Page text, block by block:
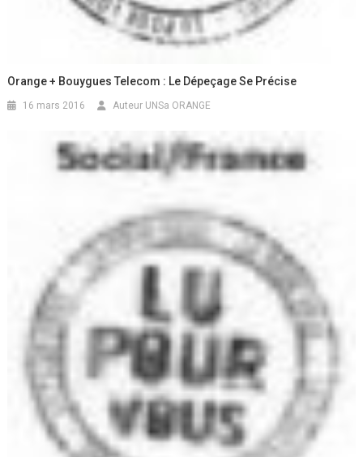
Orange + Bouygues Telecom : Le Dépeçage Se Précise
16 mars 2016 Auteur UNSa ORANGE